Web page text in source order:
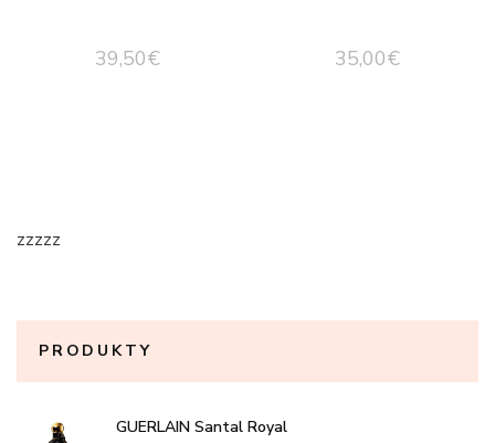
39,50€ 35,00€
zzzzz
PRODUKTY
GUERLAIN Santal Royal